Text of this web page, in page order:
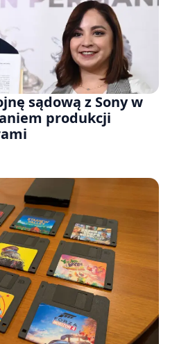
sądową z Sony w
produkcji